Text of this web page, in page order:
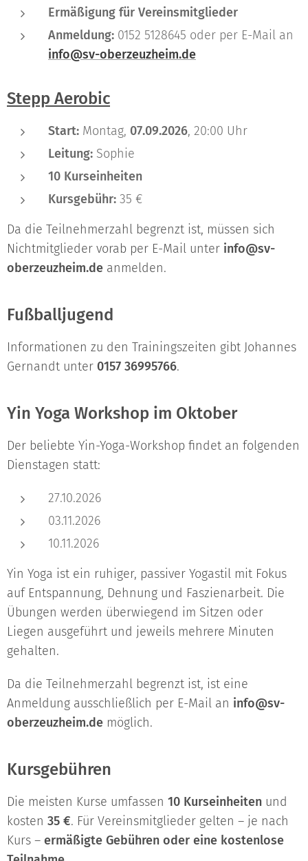
Ermäßigung für Vereinsmitglieder
Anmeldung: 0152 5128645 oder per E-Mail an
info@sv-oberzeuzheim.de
Stepp Aerobic
Start: Montag, 07.09.2026, 20:00 Uhr
Leitung: Sophie
10 Kurseinheiten
Kursgebühr: 35 €
Da die Teilnehmerzahl begrenzt ist, müssen sich
Nichtmitglieder vorab per E-Mail unter info@sv-
oberzeuzheim.de anmelden.
Fußballjugend
Informationen zu den Trainingszeiten gibt Johannes
Gernandt unter 0157 36995766.
Yin Yoga Workshop im Oktober
Der beliebte Yin-Yoga-Workshop findet an folgenden
Dienstagen statt:
27.10.2026
03.11.2026
10.11.2026
Yin Yoga ist ein ruhiger, passiver Yogastil mit Fokus
auf Entspannung, Dehnung und Faszienarbeit. Die
Übungen werden überwiegend im Sitzen oder
Liegen ausgeführt und jeweils mehrere Minuten
gehalten.
Da die Teilnehmerzahl begrenzt ist, ist eine
Anmeldung ausschließlich per E-Mail an info@sv-
oberzeuzheim.de möglich.
Kursgebühren
Die meisten Kurse umfassen 10 Kurseinheiten und
kosten 35 €. Für Vereinsmitglieder gelten – je nach
Kurs – ermäßigte Gebühren oder eine kostenlose